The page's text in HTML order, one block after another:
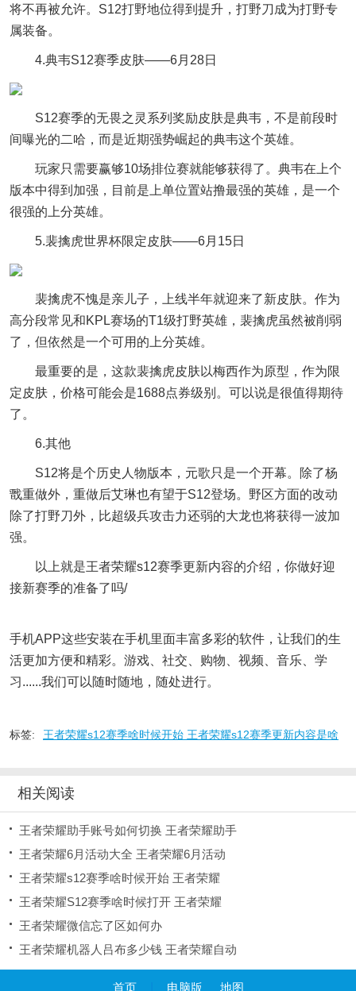
将不再被允许。S12打野地位得到提升，打野刀成为打野专
属装备。
4.典韦S12赛季皮肤——6月28日
S12赛季的无畏之灵系列奖励皮肤是典韦，不是前段时
间曝光的二哈，而是近期强势崛起的典韦这个英雄。
玩家只需要赢够10场排位赛就能够获得了。典韦在上个
版本中得到加强，目前是上单位置站撸最强的英雄，是一个
很强的上分英雄。
5.裴擒虎世界杯限定皮肤——6月15日
裴擒虎不愧是亲儿子，上线半年就迎来了新皮肤。作为
高分段常见和KPL赛场的T1级打野英雄，裴擒虎虽然被削弱
了，但依然是一个可用的上分英雄。
最重要的是，这款裴擒虎皮肤以梅西作为原型，作为限
定皮肤，价格可能会是1688点券级别。可以说是很值得期待
了。
6.其他
S12将是个历史人物版本，元歌只是一个开幕。除了杨
戬重做外，重做后艾琳也有望于S12登场。野区方面的改动
除了打野刀外，比超级兵攻击力还弱的大龙也将获得一波加
强。
以上就是王者荣耀s12赛季更新内容的介绍，你做好迎
接新赛季的准备了吗/
手机APP这些安装在手机里面丰富多彩的软件，让我们的生
活更加方便和精彩。游戏、社交、购物、视频、音乐、学
习......我们可以随时随地，随处进行。
标签: 王者荣耀s12赛季啥时候开始 王者荣耀s12赛季更新内容是啥
相关阅读
王者荣耀助手账号如何切换 王者荣耀助手
王者荣耀6月活动大全 王者荣耀6月活动
王者荣耀s12赛季啥时候开始 王者荣耀
王者荣耀S12赛季啥时候打开 王者荣耀
王者荣耀微信忘了区如何办
王者荣耀机器人吕布多少钱 王者荣耀自动
首页 电脑版 地图